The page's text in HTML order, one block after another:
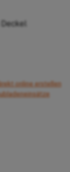
online erstellen